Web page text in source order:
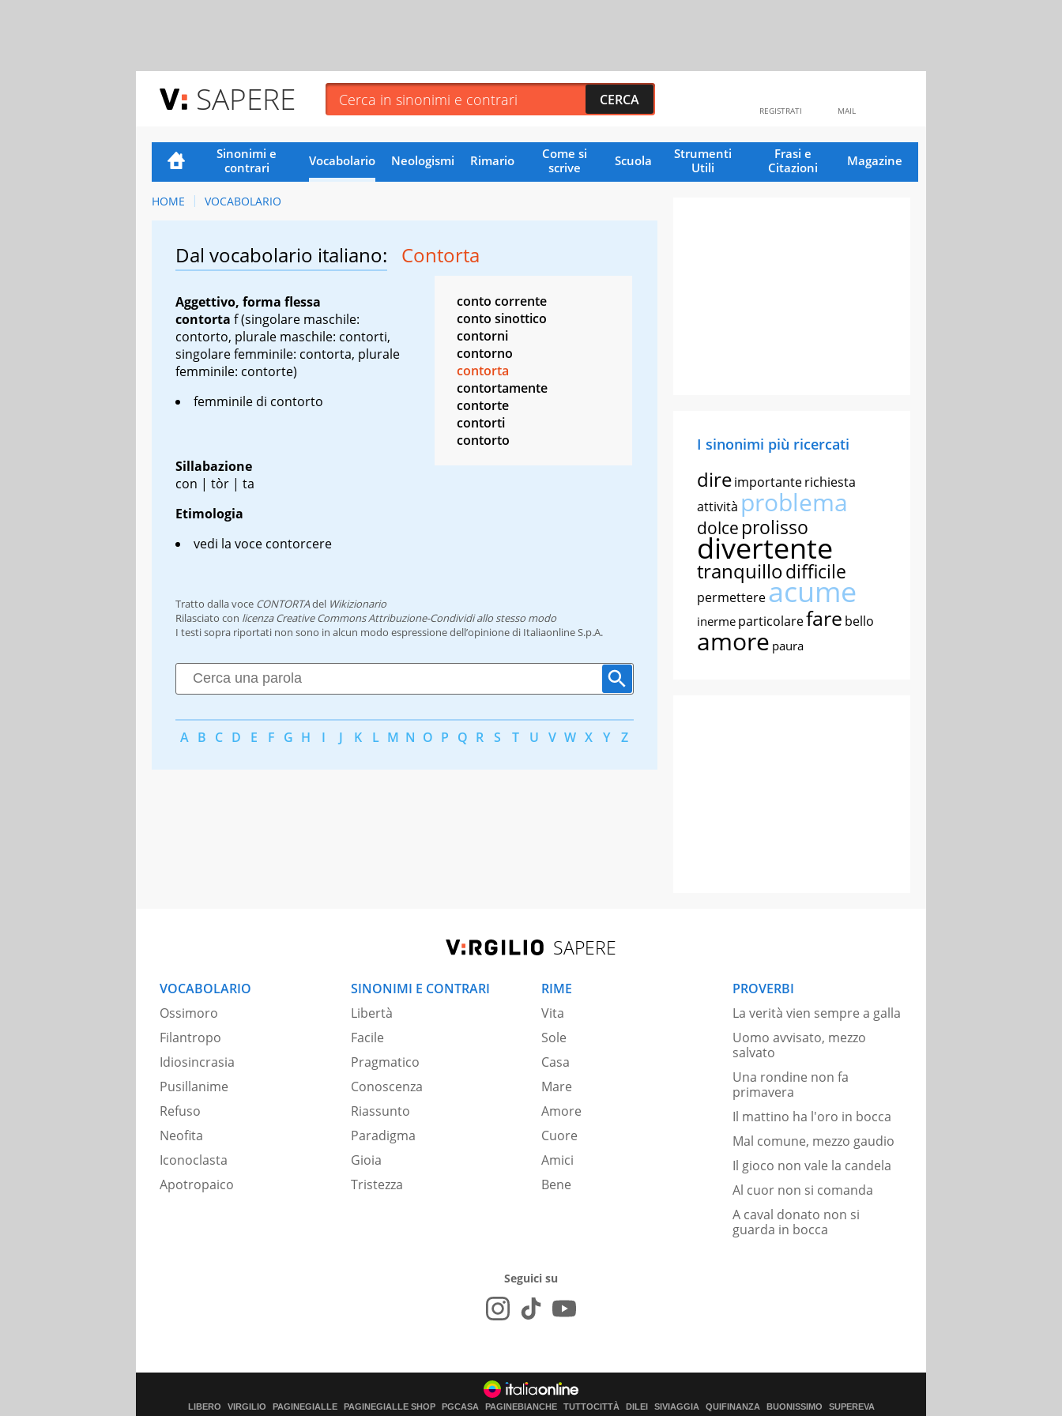
SAPERE MAIL
REGISTRATI
Sinonimi e
contrari
Vocabolario Neologismi Rimario
Come si
scrive
Scuola
Strumenti
Utili
Frasi e
Citazioni
Magazine
HOME VOCABOLARIO
Dal vocabolario italiano: Contorta
Aggettivo, forma flessa
contorta f(singolare maschile:
contorto, plurale maschile: contorti,
singolare femminile: contorta, plurale
femminile: contorte)
femminile di contorto
Sillabazione
con | tòr | ta
Etimologia
vedi la voce contorcere
conto corrente
conto sinottico
contorni
contorno
contorta
contortamente
contorte
contorti
contorto
Tratto dalla voce CONTORTAdel Wikizionario
Rilasciato con licenza Creative Commons Attribuzione-Condividi allo stesso modo
I testi sopra riportati non sono in alcun modo espressione dell’opinione di Italiaonline S.p.A.
A B C D E F G H I J K L M N O P Q R S T U V W X Y Z
I sinonimi più ricercati
direimportanterichiesta
attività problema
dolce prolisso
divertente
tranquillodifficile
permettereacume
inerme particolarefare bello
amore paura
SAPERE
VOCABOLARIO
Ossimoro
Filantropo
Idiosincrasia
Pusillanime
Refuso
Neofita
Iconoclasta
Apotropaico
SINONIMI E CONTRARI
Libertà
Facile
Pragmatico
Conoscenza
Riassunto
Paradigma
Gioia
Tristezza
RIME
Vita
Sole
Casa
Mare
Amore
Cuore
Amici
Bene
PROVERBI
La verità vien sempre a galla
Uomo avvisato, mezzo
salvato
Una rondine non fa
primavera
Il mattino ha l'oro in bocca
Mal comune, mezzo gaudio
Il gioco non vale la candela
Al cuor non si comanda
A caval donato non si
guarda in bocca
Seguici su
LIBERO VIRGILIO PAGINEGIALLE PAGINEGIALLE SHOP PGCASA PAGINEBIANCHE TUTTOCITTÀ DILEI SIVIAGGIA QUIFINANZA BUONISSIMO SUPEREVA